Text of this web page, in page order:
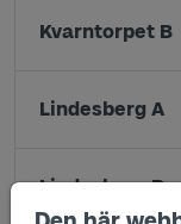
Kvarntorpet B
Lindesberg A
Lindesberg B